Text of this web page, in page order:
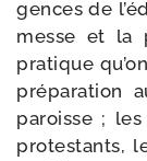
gences de
messe et la
pra­tique
pré­pa­ra­tion
paroisse ;
pro­tes­tants,